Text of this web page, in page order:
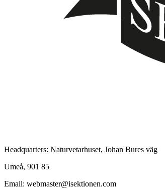
Headquarters: Naturvetarhuset, Johan Bures väg
Umeå, 901 85
Email: webmaster@isektionen.com